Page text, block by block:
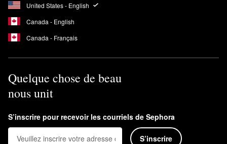
United States - English
Canada - English
Canada - Français
Quelque chose de beau
nous unit
S’inscrire pour recevoir les courriels de Sephora
S’inscrire